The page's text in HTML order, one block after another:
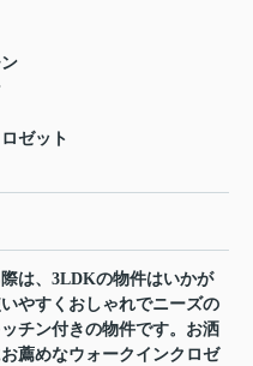
ゼット
は、3LDKの物件はいかが
やすくおしゃれでニーズの
チン付きの物件です。お洒
薦めなウォークインクロゼ